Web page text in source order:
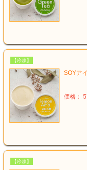
【冷凍】
SOYア
価格：
【冷凍】